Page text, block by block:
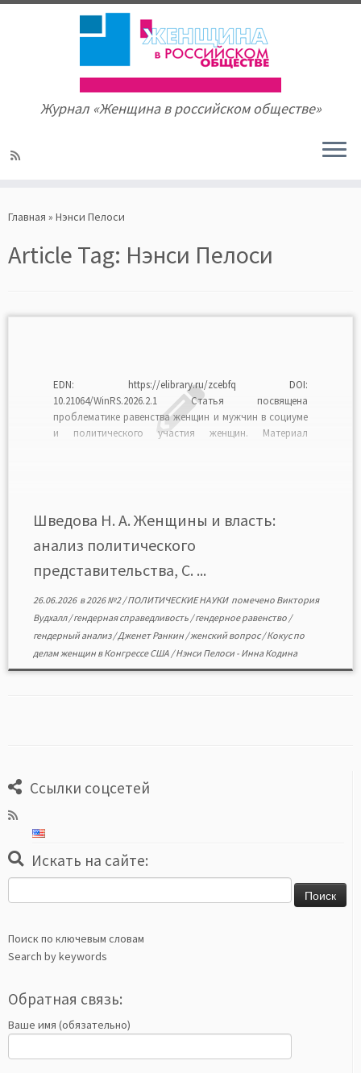
to
Журнал «Женщина в российском обществе»
Главная » Нэнси Пелоси
Article Tag: Нэнси Пелоси
EDN: https://elibrary.ru/zcebfq DOI:
10.21064/WinRS.2026.2.1 Статья посвящена
проблематике равенства женщин и мужчин в социуме
и политического участия женщин. Материал
политические структуры. Вопрос о гендерном
измерении власти и политического […]
Шведова Н. А. Женщины и власть:
анализ политического
представительства, С. ...
26.06.2026в2026 №2/ПОЛИТИЧЕСКИЕ НАУКИ помечено Виктория
Вудхалл/гендерная справедливость /гендерное равенство /
гендерный анализ/Дженет Ранкин /женский вопрос/Кокус по
делам женщин в Конгрессе США /Нэнси Пелоси - Инна Кодина
Ссылки соцсетей
Искать на сайте:
Поиск по ключевым словам
Search by keywords
Обратная связь:
Ваше имя (обязательно)